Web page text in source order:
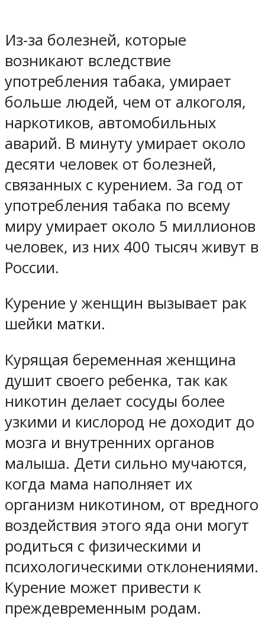
Из-за болезней, которые
возникают вследствие
употребления табака, умирает
больше людей, чем от алкоголя,
наркотиков, автомобильных
аварий. В минуту умирает около
десяти человек от болезней,
связанных с курением. За год от
употребления табака по всему
миру умирает около 5 миллионов
человек, из них 400 тысяч живут в
России.
Курение у женщин вызывает рак
шейки матки.
Курящая беременная женщина
душит своего ребенка, так как
никотин делает сосуды более
узкими и кислород не доходит до
мозга и внутренних органов
малыша. Дети сильно мучаются,
когда мама наполняет их
организм никотином, от вредного
воздействия этого яда они могут
родиться с физическими и
психологическими отклонениями.
Курение может привести к
преждевременным родам.